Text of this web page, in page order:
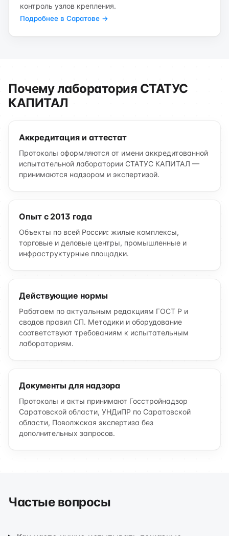
контроль узлов крепления.
Подробнее в Саратове →
Почему лаборатория СТАТУС
КАПИТАЛ
Аккредитация и аттестат
Протоколы оформляются от имени аккредитованной
испытательной лаборатории СТАТУС КАПИТАЛ —
принимаются надзором и экспертизой.
Опыт с 2013 года
Объекты по всей России: жилые комплексы,
торговые и деловые центры, промышленные и
инфраструктурные площадки.
Действующие нормы
Работаем по актуальным редакциям ГОСТ Р и
сводов правил СП. Методики и оборудование
соответствуют требованиям к испытательным
лабораториям.
Документы для надзора
Протоколы и акты принимают Госстройнадзор
Саратовской области, УНДиПР по Саратовской
области, Поволжская экспертиза без
дополнительных запросов.
Частые вопросы